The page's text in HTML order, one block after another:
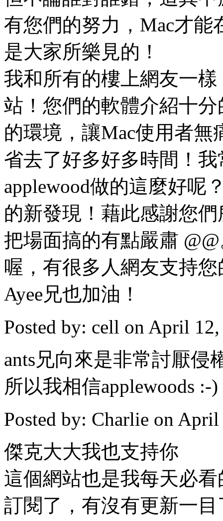
有您們的努力，Mac才
是大家所樂見的！
我和所有的樓上網友一
站！您們的軟體介紹十
的環境，讓Mac使用者
省去了好多好多時間！
applewood做的這麼好呢
的新發現！藉此感謝您
把場面搞的有點嚴肅
喔，有很多人網友支持您
Ayee兄也加油！
Posted by: cell on April
ants兄向來是非常討厭侵
所以我相信applewoods :-)
Posted by: Charlie on
傑克大大我也支持你
這個網站也是我每天必
訂閱了，有沒有更新一